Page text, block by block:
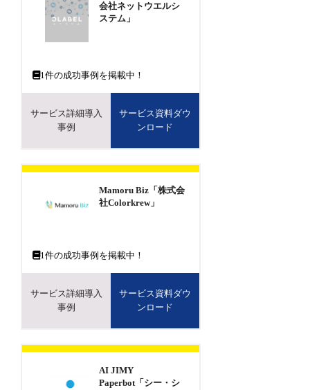
会社ネットウエルシ
ステム」
1 件の成功事例を掲載中！
サービス詳細導入
事例
サービス資料ダウ
ンロード
Mamoru Biz「株式会
社Colorkrew」
1件の成功事例を掲載中！
サービス詳細導入
事例
サービス資料ダウ
ンロード
AI JIMY
Paperbot「シー・シ